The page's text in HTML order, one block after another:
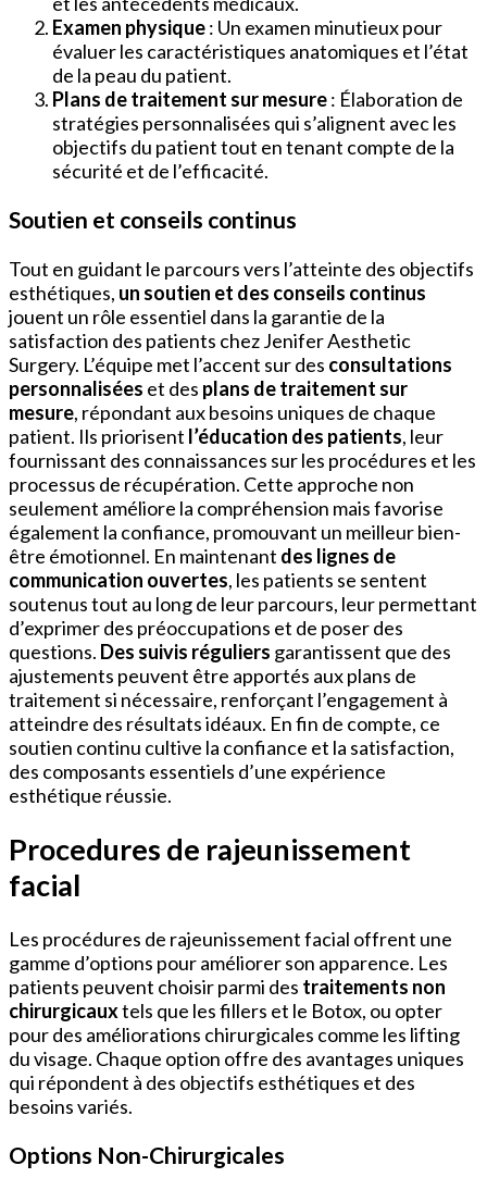
Examen physique: Un examen minutieux pour
évaluer les caractéristiques anatomiques et l’état
de la peau du patient.
Plans de traitement sur mesure: Élaboration de
stratégies personnalisées qui s’alignent avec les
objectifs du patient tout en tenant compte de la
sécurité et de l’efficacité.
Soutien et conseils continus
Tout en guidant le parcours vers l’atteinte des objectifs
esthétiques, un soutien et des conseils continus
jouent un rôle essentiel dans la garantie de la
satisfaction des patients chez Jenifer Aesthetic
Surgery. L’équipe met l’accent sur des consultations
personnalisées et des plans de traitement sur
mesure, répondant aux besoins uniques de chaque
patient. Ils priorisent l’éducation des patients, leur
fournissant des connaissances sur les procédures et les
processus de récupération. Cette approche non
seulement améliore la compréhension mais favorise
également la confiance, promouvant un meilleur bien-
être émotionnel. En maintenant des lignes de
communication ouvertes, les patients se sentent
soutenus tout au long de leur parcours, leur permettant
d’exprimer des préoccupations et de poser des
questions. Des suivis réguliers garantissent que des
ajustements peuvent être apportés aux plans de
traitement si nécessaire, renforçant l’engagement à
atteindre des résultats idéaux. En fin de compte, ce
soutien continu cultive la confiance et la satisfaction,
des composants essentiels d’une expérience
esthétique réussie.
Procedures de rajeunissement
facial
Les procédures de rajeunissement facial offrent une
gamme d’options pour améliorer son apparence. Les
patients peuvent choisir parmi des traitements non
chirurgicauxtels que les fillers et le Botox, ou opter
pour des améliorations chirurgicales comme les lifting
du visage. Chaque option offre des avantages uniques
qui répondent à des objectifs esthétiques et des
besoins variés.
Options Non-Chirurgicales